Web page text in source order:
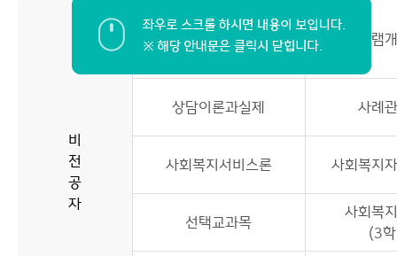
비
전
공
자
사회복지조사론
(3학점)
프로그램
상담이론과실제 사례
사회복지서비스론 사회복지
선택교과목
사회복
(3